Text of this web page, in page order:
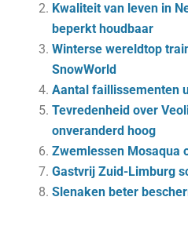
Kwaliteit van leven in
beperkt houdbaar
Winterse wereldtop
SnowWorld
Aantal faillissementen
Tevredenheid over
onveranderd hoog
Zwemlessen Mosaqua
Gastvrij Zuid-Limburg
Slen­aken be­ter